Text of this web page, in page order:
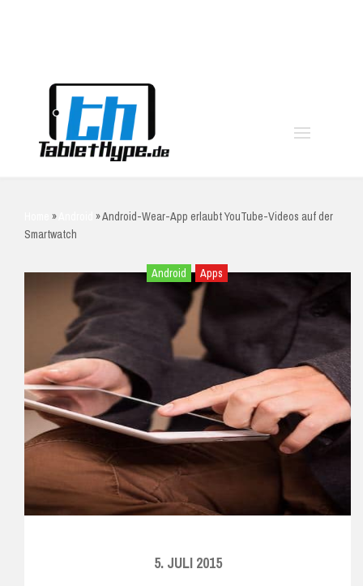
» »Android-Wear-App erlaubt YouTube-Videos auf der
Smartwatch
Android Apps
5. JULI 2015